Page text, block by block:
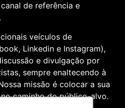
de referência e
veículos de
Linkedin e Instagram),
e divulgação por
sempre enaltecendo à
missão é colocar a sua
caminho do público-alvo.